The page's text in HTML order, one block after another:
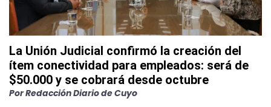
La Unión Judicial confirmó la creación del
ítem conectividad para empleados: será de
$50.000 y se cobrará desde octubre
PorRedacción Diario de Cuyo